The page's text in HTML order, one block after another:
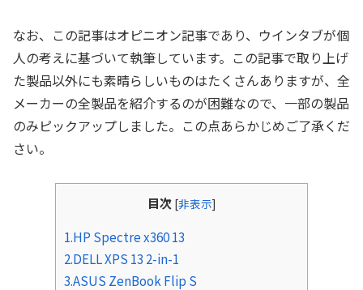
なお、この記事はオピニオン記事であり、ウインタブが個
人の考えに基づいて執筆しています。この記事で取り上げ
た製品以外にも素晴らしいものはたくさんありますが、全
メーカーの全製品を紹介するのが困難なので、一部の製品
のみピックアップしました。この点あらかじめご了承くだ
さい。
目次 [非表示]
1.HP Spectre x360 13
2.DELL XPS 13 2-in-1
3.ASUS ZenBook Flip S